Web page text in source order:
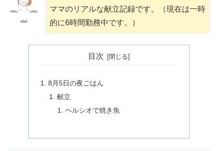
vivi
ママのリアルな献立記録です。（現在は一時
的に6時間勤務中です。）
目次
8月5日の夜ごはん
献立
ヘルシオで焼き魚